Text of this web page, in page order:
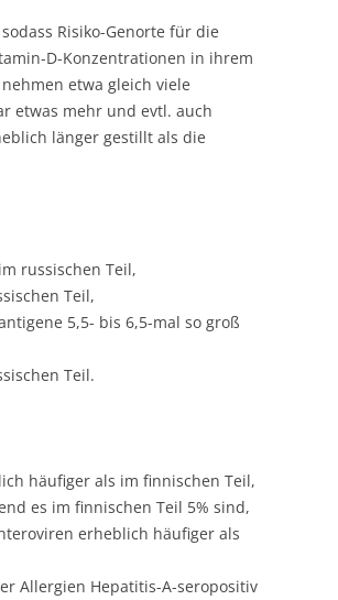
Risiko-Genorte für die
D-Konzentrationen in ihrem
etwa gleich viele
etwas mehr und evtl. auch
länger gestillt als die
russischen Teil,
Teil,
5,5- bis 6,5-mal so groß
Teil.
häufiger als im finnischen Teil,
es im finnischen Teil 5% sind,
erheblich häufiger als
Allergien Hepatitis-A-seropositiv